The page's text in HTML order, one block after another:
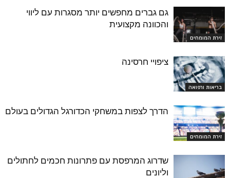
זירת המומחים
גם גברים מחפשים יותר מסגרות עם ליווי
והכוונה מקצועית
בריאות ורפואה
ציפויי חרסינה
זירת המומחים
הדרך לצפות במשחקי הכדורגל הגדולים בעולם
שדרוג המרפסת עם פתרונות חכמים לחתולים
וליונים